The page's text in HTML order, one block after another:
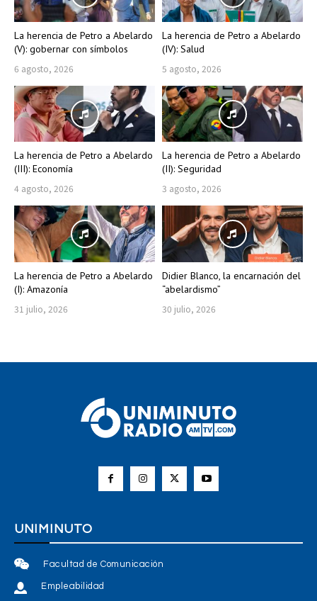
La herencia de Petro a Abelardo
(V): gobernar con símbolos
6 agosto, 2026
La herencia de Petro a Abelardo
(IV): Salud
5 agosto, 2026
La herencia de Petro a Abelardo
(III): Economía
4 agosto, 2026
La herencia de Petro a Abelardo
(II): Seguridad
3 agosto, 2026
La herencia de Petro a Abelardo
(I): Amazonía
31 julio, 2026
Didier Blanco, la encarnación del
“abelardismo”
30 julio, 2026
UNIMINUTO
Facultad de Comunicación
Empleabilidad